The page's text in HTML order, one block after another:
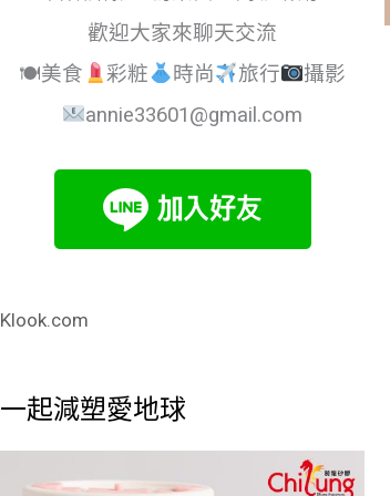
歡迎大家來聊天交流
🍽美食
彩粧 時尚 旅行
攝影
annie33601@gmail.com
Klook.com
一起減塑愛地球